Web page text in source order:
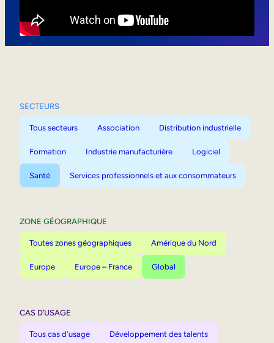
SECTEURS
Tous secteurs Association Distribution industrielle
Formation Industrie manufacturière Logiciel
Santé Services professionnels et aux consommateurs
ZONE GÉOGRAPHIQUE
Toutes zones géographiques Amérique du Nord
Europe Europe – France Global
CAS D’USAGE
Tous cas d'usage Développement des talents